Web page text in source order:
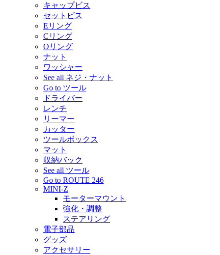
キャップビス
セットビス
Eリング
Cリング
Oリング
ナット
ワッシャー
See all ネジ・ナット
Go to ツール
ドライバー
レンチ
リーマー
カッター
ツールボックス
マット
収納バック
See all ツール
Go to ROUTE 246
MINI-Z
モーターマウント
強化・調整
ステアリング
電子部品
グッズ
アクセサリー